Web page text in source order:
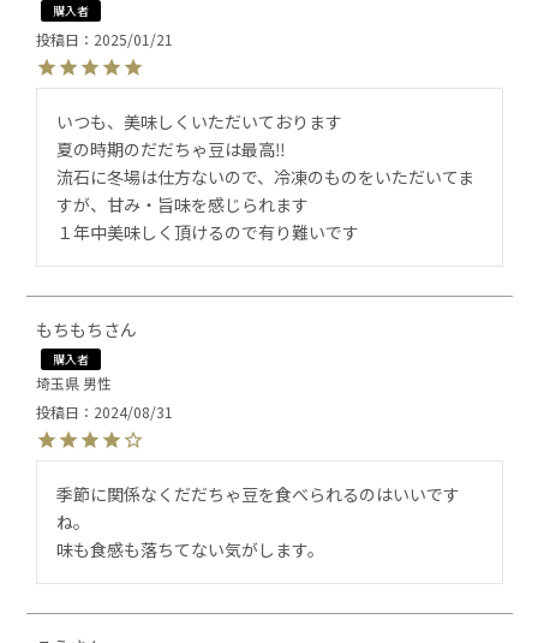
購入者
投稿日 2025/01/21
いつも、美味しくいただいております
夏の時期のだだちゃ豆は最高‼️
流石に冬場は仕方ないので、冷凍のものをいただいてま
すが、甘み・旨味を感じられます
１年中美味しく頂けるので有り難いです
もちもち
購入者
埼玉県 男性
投稿日
2024/08/31
季節に関係なくだだちゃ豆を食べられるのはいいです
ね。
味も食感も落ちてない気がします。